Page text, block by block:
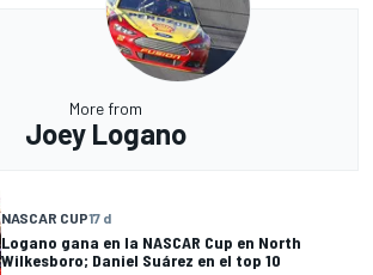
More from
Joey Logano
NASCAR CUP17 d
Logano gana en la NASCAR Cup en North
Wilkesboro; Daniel Suárez en el top 10